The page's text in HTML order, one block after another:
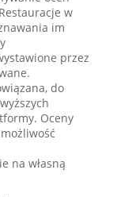
w
im
przez
do
Oceny
na własną